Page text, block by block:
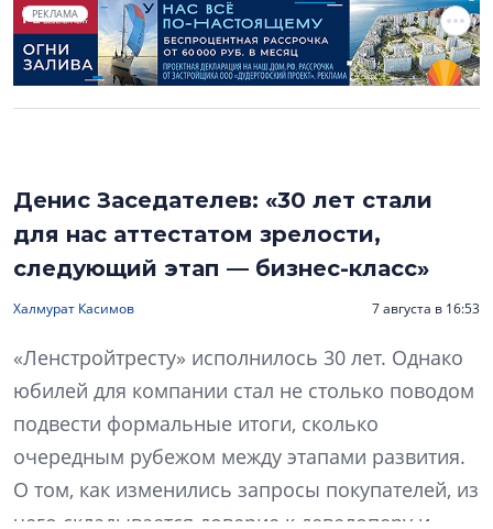
РЕКЛАМА
Денис Заседателев: «30 лет стали
для нас аттестатом зрелости,
следующий этап — бизнес-класс»
Халмурат Касимов 7 августа в 16:53
«Ленстройтресту» исполнилось 30 лет. Однако
юбилей для компании стал не столько поводом
подвести формальные итоги, сколько
очередным рубежом между этапами развития.
О том, как изменились запросы покупателей, из
чего складывается доверие к девелоперу и